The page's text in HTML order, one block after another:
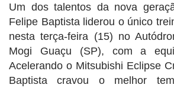
Um dos talentos da nova
Felipe Baptista liderou o único
nesta terça-feira (15) no
Mogi Guaçu (SP), com a
Acelerando o Mitsubishi Eclipse
Baptista cravou o melhor